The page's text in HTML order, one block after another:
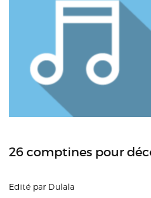
26 comptines pour
Edité par Dulala